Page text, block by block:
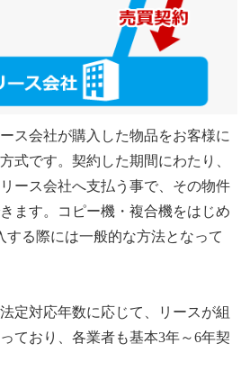
ス会社が購入した物品をお客様に
式です。契約した期間にわたり、
ース会社へ支払う事で、その物件
ます。コピー機・複合機をはじめ
する際には一般的な方法となって
定対応年数に応じて、リースが組
ており、各業者も基本3年～6年契